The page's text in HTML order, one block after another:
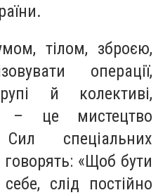
тілом, зброєю,
операції,
й колективі,
– це мистецтво
спеціальних
«Щоб бути
слід постійно